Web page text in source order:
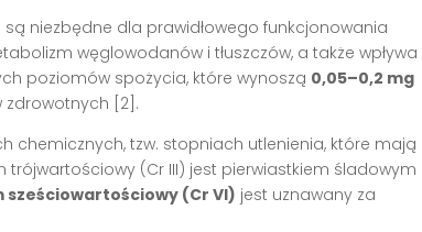
niezbędne dla prawidłowego funkcjonowania
węglowodanów i tłuszczów, a także wpływa
poziomów spożycia, które wynoszą 0,05–0,2 mg
[2].
chemicznych, tzw. stopniach utlenienia, które mają
(Cr III) jest pierwiastkiem śladowym
sześciowartościowy (Cr VI) jest uznawany za